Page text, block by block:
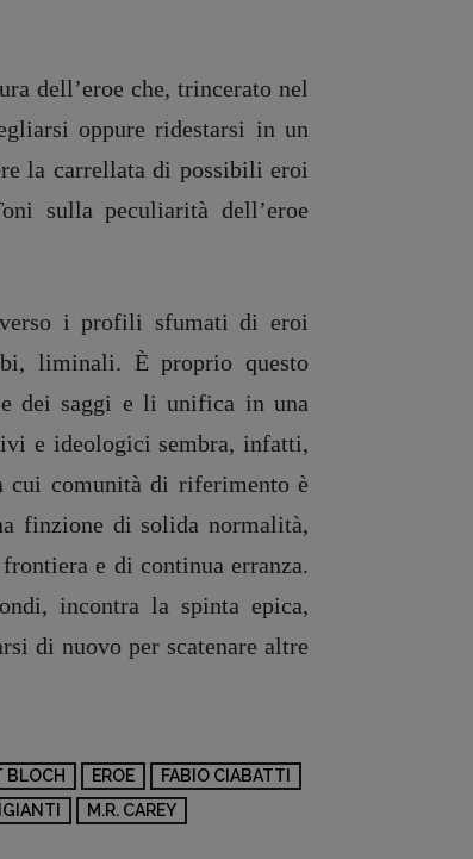
dell’eroe che, trincerato nel
oppure ridestarsi in un
la carrellata di possibili eroi
sulla peculiarità dell’eroe
i profili sfumati di eroi
liminali. È proprio questo
dei saggi e li unifica in una
e ideologici sembra, infatti,
cui comunità di riferimento è
finzione di solida normalità,
e di continua erranza.
incontra la spinta epica,
di nuovo per scatenare altre
BLOCH EROE
FABIO CIABATTI
M.R. CAREY